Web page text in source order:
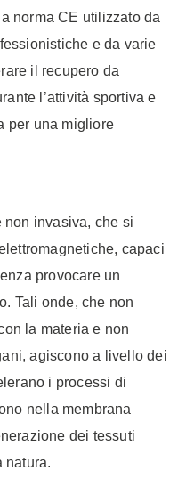
norma CE utilizzato da
e da varie
il recupero da
l’attività sportiva e
per una migliore
non invasiva, che si
capaci
provocare un
Tali onde, che non
la materia e non
agiscono a livello dei
i processi di
nella membrana
dei tessuti
natura.